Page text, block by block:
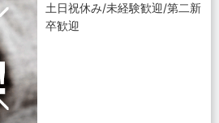
土日祝休み/未経験歓迎/第二新
卒歓迎